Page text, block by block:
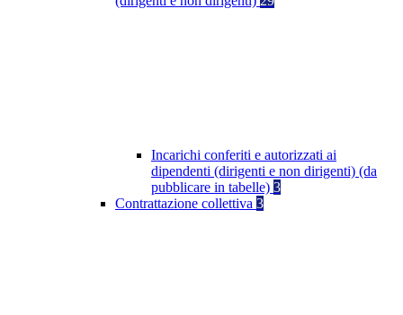
Incarichi conferiti e autorizzati ai
dipendenti (dirigenti e non dirigenti) (da
pubblicare in tabelle) 3
Contrattazione collettiva 3